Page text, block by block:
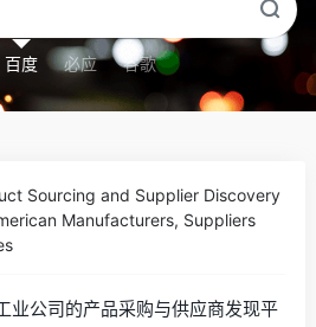
百度 必应 谷歌
Sourcing and Supplier Discovery
Manufacturers, Suppliers
业公司的产品采购与供应商发现平